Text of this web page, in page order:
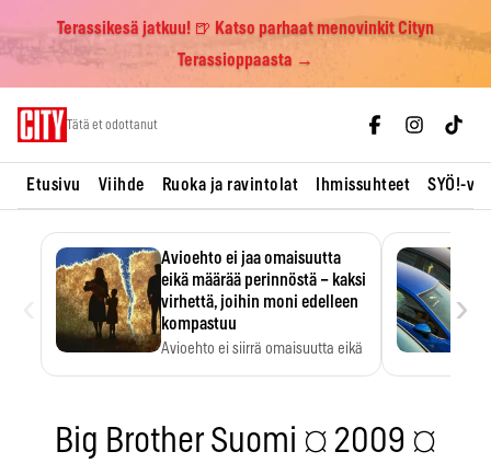
Terassikesä jatkuu! 🍺 Katso parhaat menovinkit Cityn
Terassioppaasta →
Tätä et odottanut
Etusivu Viihde Ruoka ja ravintolat Ihmissuhteet SYÖ!-
Avioehto ei jaa omaisuutta
eikä määrää perinnöstä – kaksi
virhettä, joihin moni edelleen
kompastuu
Avioehto ei siirrä omaisuutta eikä
›
Big Brother Suomi ¤ 2009 ¤